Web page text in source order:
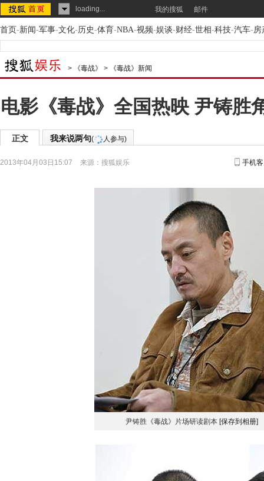
loading... 我的搜狐 邮件
首页-新闻-军事-文化-历史-体育-NBA-视频-娱谈-财经-世相-科技-汽车-房
> 《毒战》 > 《毒战》新闻
电影《毒战》全国热映 尹铸胜
正文 我来说两句( 人参与)
2013年04月03日15:07 来源： 搜狐娱乐 手机
尹铸胜《毒战》片场研读剧本 [保存到相册]